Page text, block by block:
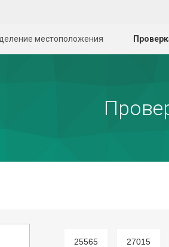
местоположения
25565 27015